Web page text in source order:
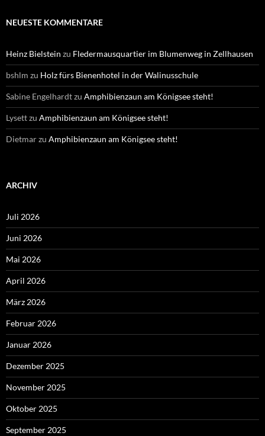
NEUESTE KOMMENTARE
Heinz Bielstein zu Fledermausquartier im Blumenweg in Zellhausen
bshlm zu Holz fürs Bienenhotel in der Walinusschule
Sabine Engelhardtzu Amphibienzaun am Königsee steht!
Lysettzu Amphibienzaun am Königsee steht!
Dietmarzu Amphibienzaun am Königsee steht!
ARCHIV
Juli 2026
Juni 2026
Mai 2026
April 2026
März 2026
Februar 2026
Januar 2026
Dezember 2025
November 2025
Oktober 2025
September 2025